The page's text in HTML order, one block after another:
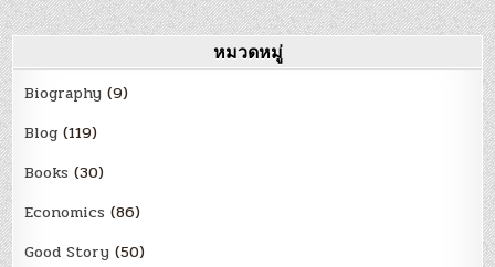
หมวดหมู่
Biography (9)
Blog (119)
Books (30)
Economics (86)
Good Story (50)